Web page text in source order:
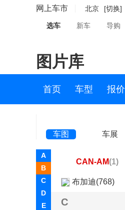
网上车市 北京 [切换]
选车 新车 导购
图片库
首页 车型 报价
车图 车展
A
B
C
D
E
比速(599)
博郡汽车(2)
BRP
CAN-AM(1)
布加迪(768)
C